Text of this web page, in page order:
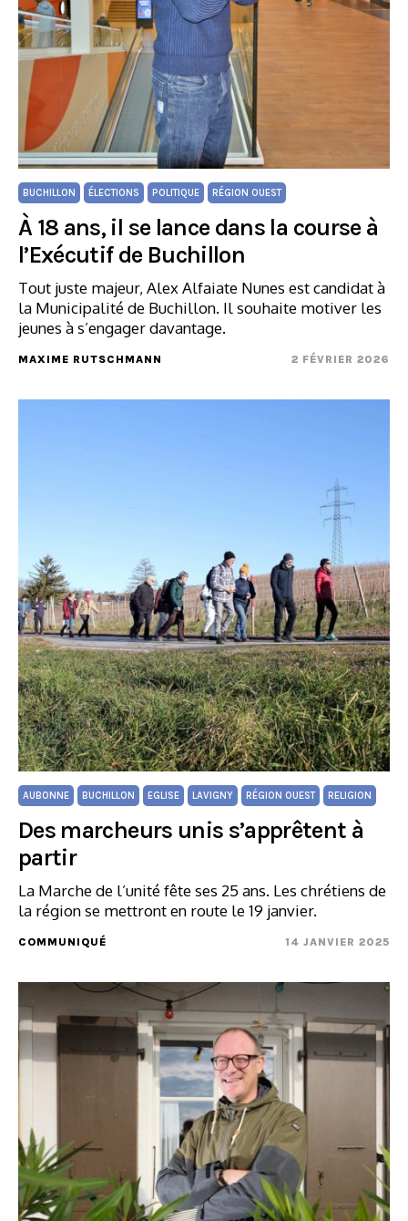
BUCHILLON ÉLECTIONS POLITIQUE RÉGION OUEST
À 18 ans, il se lance dans la course à
l’Exécutif de Buchillon
Tout juste majeur, Alex Alfaiate Nunes est candidat à
la Municipalité de Buchillon. Il souhaite motiver les
jeunes à s’engager davantage.
MAXIME RUTSCHMANN 2 FÉVRIER 2026
AUBONNE BUCHILLON EGLISE LAVIGNY RÉGION OUEST RELIGION
Des marcheurs unis s’apprêtent à
partir
La Marche de l’unité fête ses 25 ans. Les chrétiens de
la région se mettront en route le 19 janvier.
COMMUNIQUÉ 14 JANVIER 2025